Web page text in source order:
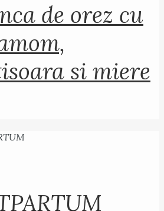
de orez cu
si miere